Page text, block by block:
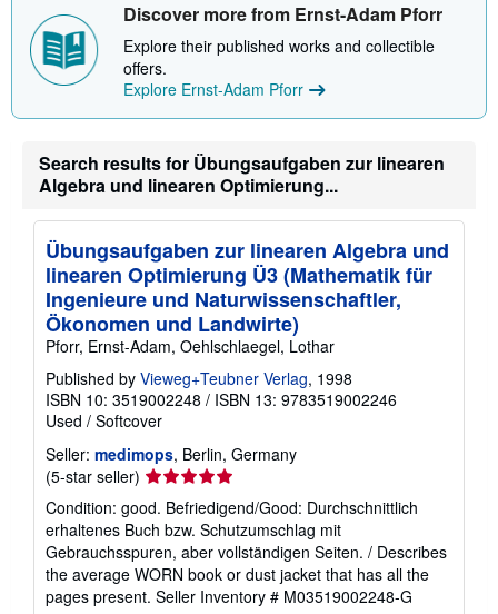
s
i
p
n
a
t
s
Discover more from Ernst-Adam Pforr
Explore their published works and collectible
offers.
Explore Ernst-Adam Pforr
Search results for Übungsaufgaben zur linearen
Algebra und linearen Optimierung...
Übungsaufgaben zur linearen Algebra und
linearen Optimierung Ü3 (Mathematik für
Ingenieure und Naturwissenschaftler,
Ökonomen und Landwirte)
Pforr, Ernst-Adam, Oehlschlaegel, Lothar
Published by Vieweg+Teubner Verlag, 1998
ISBN 10: 3519002248 / ISBN 13: 9783519002246
Used / Softcover
Seller: medimops, Berlin, Germany
(5-star seller) Seller
rating
5
out
of
5
stars
Condition: good. Befriedigend/Good: Durchschnittlich
erhaltenes Buch bzw. Schutzumschlag mit
Gebrauchsspuren, aber vollständigen Seiten. / Describes
the average WORN book or dust jacket that has all the
pages present. Seller Inventory # M03519002248-G